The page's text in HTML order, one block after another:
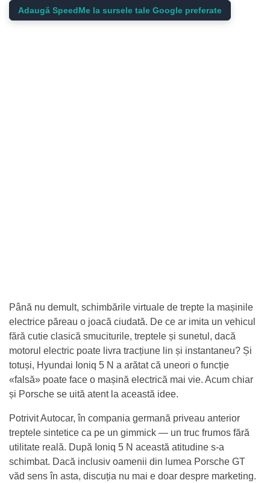
Adaugă SpeedMe la sursele tale Google preferate
Până nu demult, schimbările virtuale de trepte la mașinile
electrice păreau o joacă ciudată. De ce ar imita un vehicul
fără cutie clasică smuciturile, treptele și sunetul, dacă
motorul electric poate livra tracțiune lin și instantaneu? Și
totuși, Hyundai Ioniq 5 N a arătat că uneori o funcție
«falsă» poate face o mașină electrică mai vie. Acum chiar
și Porsche se uită atent la această idee.
Potrivit Autocar, în compania germană priveau anterior
treptele sintetice ca pe un gimmick — un truc frumos fără
utilitate reală. După Ioniq 5 N această atitudine s-a
schimbat. Dacă inclusiv oamenii din lumea Porsche GT
văd sens în asta, discuția nu mai e doar despre marketing.